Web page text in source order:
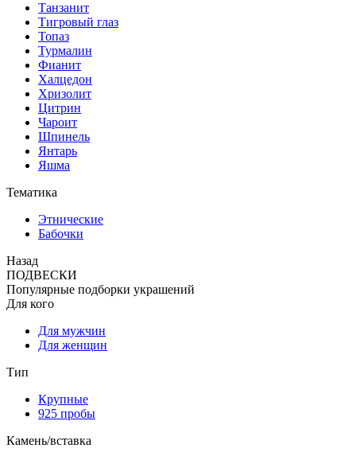
Танзанит
Тигровый глаз
Топаз
Турмалин
Фианит
Халцедон
Хризолит
Цитрин
Чароит
Шпинель
Янтарь
Яшма
Тематика
Этнические
Бабочки
Назад
ПОДВЕСКИ
Популярные подборки украшений
Для кого
Для мужчин
Для женщин
Тип
Крупные
925 пробы
Камень/вставка